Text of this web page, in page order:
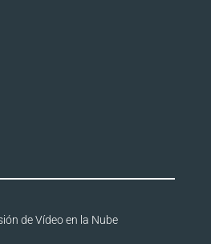
de Vídeo en la Nube